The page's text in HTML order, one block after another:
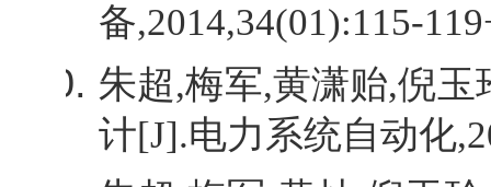
备,2014,34(01):115-
朱超,梅军,黄潇贻,倪玉
计[J].电力系统自动化